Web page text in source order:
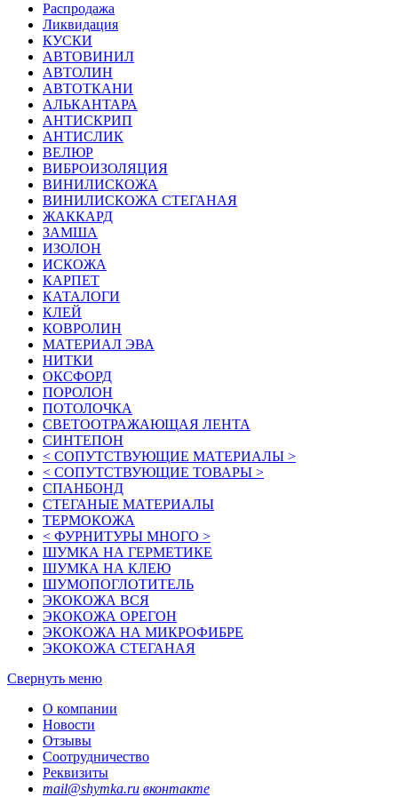
Распродажа
Ликвидация
КУСКИ
АВТОВИНИЛ
АВТОЛИН
АВТОТКАНИ
АЛЬКАНТАРА
АНТИСКРИП
АНТИСЛИК
ВЕЛЮР
ВИБРОИЗОЛЯЦИЯ
ВИНИЛИСКОЖА
ВИНИЛИСКОЖА СТЕГАНАЯ
ЖАККАРД
ЗАМША
ИЗОЛОН
ИСКОЖА
КАРПЕТ
КАТАЛОГИ
КЛЕЙ
КОВРОЛИН
МАТЕРИАЛ ЭВА
НИТКИ
ОКСФОРД
ПОРОЛОН
ПОТОЛОЧКА
СВЕТООТРАЖАЮЩАЯ ЛЕНТА
СИНТЕПОН
< СОПУТСТВУЮЩИЕ МАТЕРИАЛЫ >
< СОПУТСТВУЮЩИЕ ТОВАРЫ >
СПАНБОНД
СТЕГАНЫЕ МАТЕРИАЛЫ
ТЕРМОКОЖА
< ФУРНИТУРЫ МНОГО >
ШУМКА НА ГЕРМЕТИКЕ
ШУМКА НА КЛЕЮ
ШУМОПОГЛОТИТЕЛЬ
ЭКОКОЖА ВСЯ
ЭКОКОЖА ОРЕГОН
ЭКОКОЖА НА МИКРОФИБРЕ
ЭКОКОЖА СТЕГАНАЯ
Свернуть меню
О компании
Новости
Отзывы
Соотрудничество
Реквизиты
mail@shymka.ru вконтакте